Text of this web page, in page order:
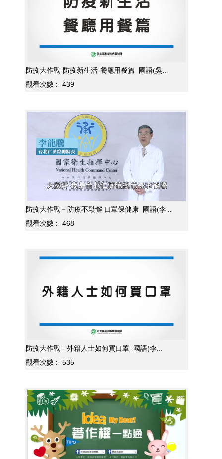
防疫大作戰-防疫新生活-餐廳用餐篇_國語(吳...
觀看次數：
439
防疫大作戰－防疫不鬆懈 口罩保健康_國語(李...
觀看次數：
468
防疫大作戰 - 外籍人士如何買口罩_國語(李...
觀看次數：
535